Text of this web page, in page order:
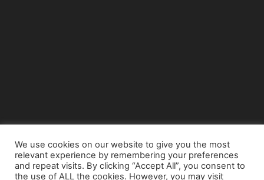
© Copyright 2015 - www.airnews.gr
We use cookies on our website to give you the most
relevant experience by remembering your preferences
and repeat visits. By clicking “Accept All”, you consent to
the use of ALL the cookies. However, you may visit